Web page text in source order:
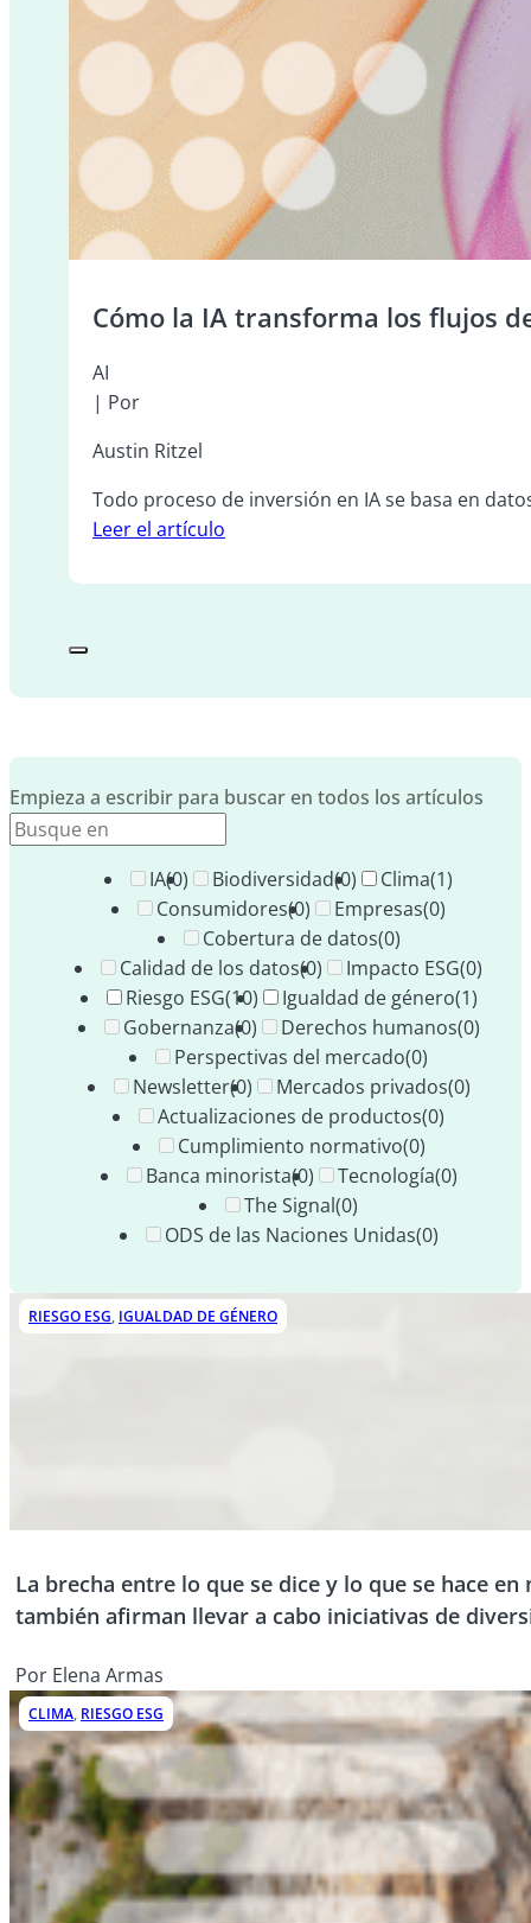
Cómo la IA transforma los flujos
AI
| Por
Austin Ritzel
Todo proceso de inversión en IA se basa en
Leer el artículo
Empieza a escribir para buscar en todos los artículos
IA(0) Biodiversidad(0) Clima(1)
Consumidores(0) Empresas(0)
Cobertura de datos(0)
Calidad de los datos(0) Impacto ESG(0)
Riesgo ESG(10) Igualdad de género(1)
Gobernanza(0) Derechos humanos(0)
Perspectivas del mercado(0)
Newsletter(0) Mercados privados(0)
Actualizaciones de productos(0)
Cumplimiento normativo(0)
Banca minorista(0) Tecnología(0)
The Signal(0)
ODS de las Naciones Unidas(0)
RIESGO ESG, IGUALDAD DE GÉNERO
La brecha entre lo que se dice y lo que se hace
también afirman llevar a cabo iniciativas de
Por Elena Armas
CLIMA, RIESGO ESG